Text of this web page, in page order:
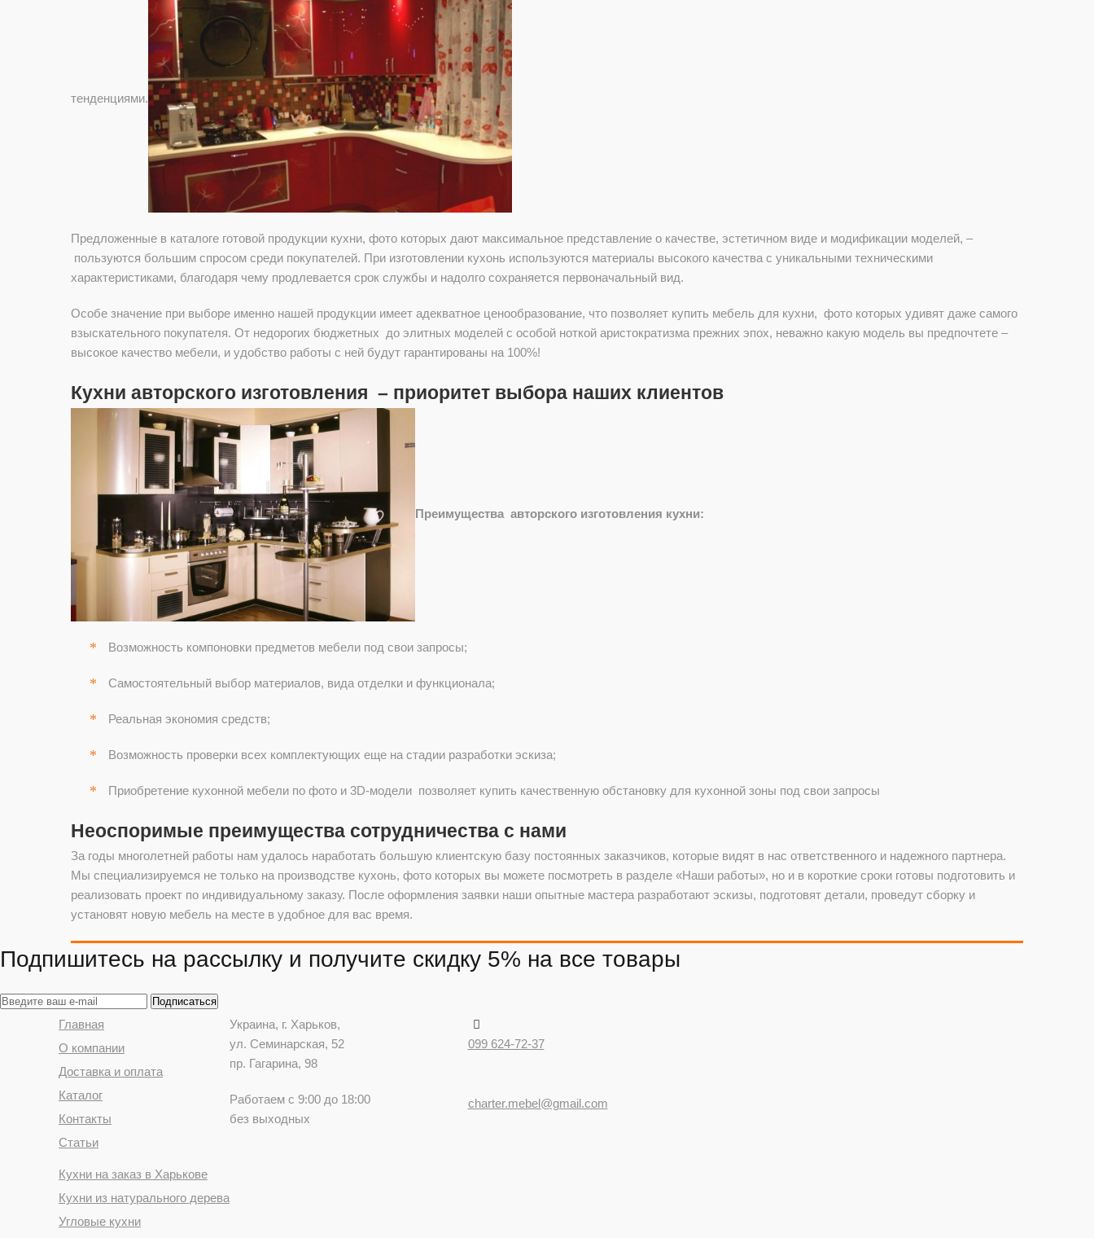
тенденциями.
Предложенные в каталоге готовой продукции кухни, фото которых дают максимальное представление о качестве, эстетичном виде и модификации моделей, –
пользуются большим спросом среди покупателей. При изготовлении кухонь используются материалы высокого качества с уникальными техническими
характеристиками, благодаря чему продлевается срок службы и надолго сохраняется первоначальный вид.
Особе значение при выборе именно нашей продукции имеет адекватное ценообразование, что позволяет купить мебель для кухни, фото которых удивят даже самого
взыскательного покупателя. От недорогих бюджетных до элитных моделей с особой ноткой аристократизма прежних эпох, неважно какую модель вы предпочтете –
высокое качество мебели, и удобство работы с ней будут гарантированы на 100%!
Кухни авторского изготовления – приоритет выбора наших клиентов
Преимущества авторского изготовления кухни:
Возможность компоновки предметов мебели под свои запросы;
Самостоятельный выбор материалов, вида отделки и функционала;
Реальная экономия средств;
Возможность проверки всех комплектующих еще на стадии разработки эскиза;
Приобретение кухонной мебели по фото и 3D-модели позволяет купить качественную обстановку для кухонной зоны под свои запросы
Неоспоримые преимущества сотрудничества с нами
За годы многолетней работы нам удалось наработать большую клиентскую базу постоянных заказчиков, которые видят в нас ответственного и надежного партнера.
Мы специализируемся не только на производстве кухонь, фото которых вы можете посмотреть в разделе «Наши работы», но и в короткие сроки готовы подготовить и
реализовать проект по индивидуальному заказу. После оформления заявки наши опытные мастера разработают эскизы, подготовят детали, проведут сборку и
установят новую мебель на месте в удобное для вас время.
Подпишитесь на рассылку и получите скидку 5% на все товары
Главная
О компании
Доставка и оплата
Каталог
Контакты
Статьи
Кухни на заказ в Харькове
Кухни из натурального дерева
Угловые кухни
Украина, г. Харьков,
ул. Семинарская, 52
пр. Гагарина, 98
Работаем с 9:00 до 18:00
без выходных
099 624-72-37
charter.mebel@gmail.com